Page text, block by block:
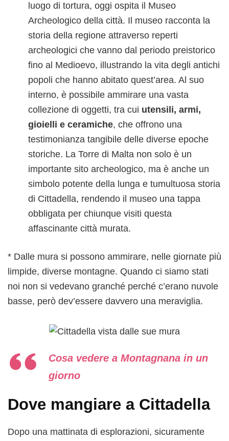
luogo di tortura, oggi ospita il Museo
Archeologico della città. Il museo racconta la
storia della regione attraverso reperti
archeologici che vanno dal periodo preistorico
fino al Medioevo, illustrando la vita degli antichi
popoli che hanno abitato quest’area. Al suo
interno, è possibile ammirare una vasta
collezione di oggetti, tra cui utensili, armi,
gioielli e ceramiche, che offrono una
testimonianza tangibile delle diverse epoche
storiche. La Torre di Malta non solo è un
importante sito archeologico, ma è anche un
simbolo potente della lunga e tumultuosa storia
di Cittadella, rendendo il museo una tappa
obbligata per chiunque visiti questa
affascinante città murata.
* Dalle mura si possono ammirare, nelle giornate più
limpide, diverse montagne. Quando ci siamo stati
noi non si vedevano granché perché c’erano nuvole
basse, però dev’essere davvero una meraviglia.
Cosa vedere a Montagnana in un
giorno
Dove mangiare a Cittadella
Dopo una mattinata di esplorazioni, sicuramente